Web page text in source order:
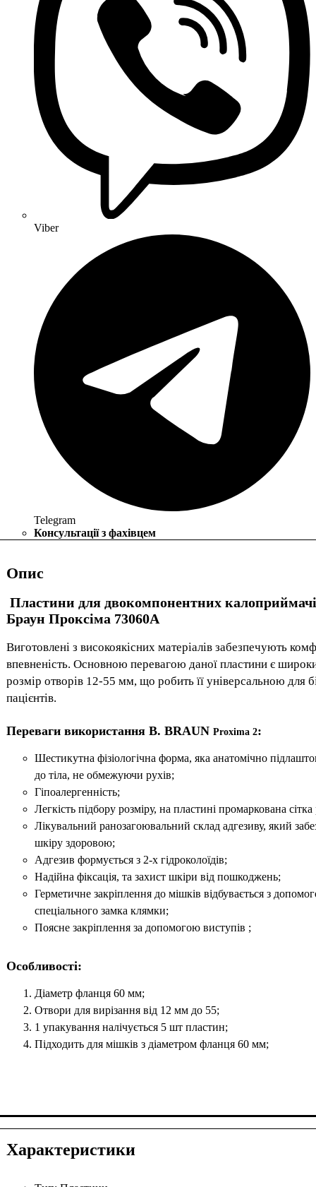
Viber
Telegram
Консультації з фахівцем
Опис
Пластини для двокомпонентних
Браун Проксіма 73060A
Виготовлені з високоякісних матеріалів забезпечують
впевненість. Основною перевагою даної пластини є
розмір отворів 12-55 мм, що робить її універсальною для
пацієнтів.
Переваги використання B. BRAUN Proxima 2:
Шестикутна фізіологічна форма, яка анатомічно
до тіла, не обмежуючи рухів;
Гіпоалергенність;
Легкість підбору розміру, на пластині промаркована сітка
Лікувальний ранозагоювальний склад адгезиву, який
шкіру здоровою;
Адгезив формується з 2-х гідроколоїдів;
Надійна фіксація, та захист шкіри від пошкоджень;
Герметичне закріплення до мішків відбувається з
спеціального замка клямки;
Поясне закріплення за допомогою виступів ;
Особливості:
Діаметр фланця 60 мм;
Отвори для вирізання від 12 мм до 55;
1 упакування налічується 5 шт пластин;
Підходить для мішків з діаметром фланця 60 мм;
Характеристики